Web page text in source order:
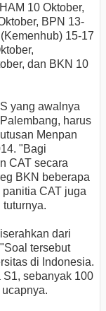
10 Oktober,
BPN 13-
15-17
dan BKN 10
yang awalnya
harus
Menpan
"Bagi
CAT secara
BKN beberapa
CAT juga
dari
tersebut
di Indonesia.
S1, sebanyak 100